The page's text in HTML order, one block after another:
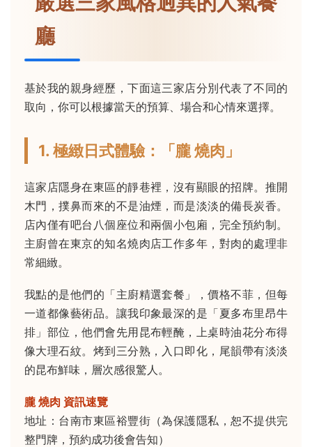
廳
基於我的親身經歷，下面這三家店分別代表了不同的
取向，你可以根據當天的預算、場合和心情來選擇。
1. 極緻日式體驗：「朧 燒肉」
這家店隱身在東區的靜巷裡，沒有顯眼的招牌。推開
木門，撲鼻而來的不是油煙，而是淡淡的備長炭香。
店內僅有吧台八個座位和兩個小包廂，完全預約制。
主廚曾在東京的知名燒肉店工作多年，對肉的處理非
常細緻。
我點的是他們的「主廚精選套餐」，價格不菲，但每
一道都像藝術品。讓我印象最深的是「夏多布里昂牛
排」部位，他們會先用昆布輕醃，上桌時油花分布得
像大理石紋。烤到三分熟，入口即化，尾韻帶有淡淡
的昆布鮮味，層次感很驚人。
朧 燒肉 資訊速覽
地址：台南市東區裕豐街（為保護隱私，恕不提供完
整門牌，預約成功後會告知）